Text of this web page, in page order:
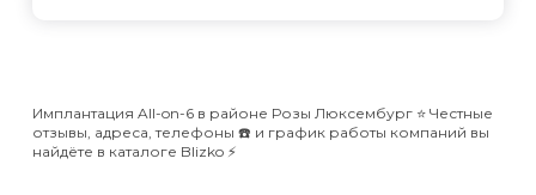
Имплантация All-on-6 в районе Розы Люксембург ⭐️ Честные
отзывы, адреса, телефоны ☎️ и график работы компаний вы
найдёте в каталоге Blizko ⚡️